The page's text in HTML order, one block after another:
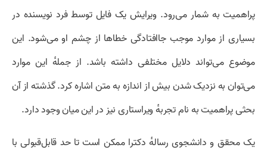
پراهمیت به شمار می‌رود. ویرایش یک فایل توسط فرد نویسنده در
بسیاری از موارد موجب جاافتادگی خطاها از چشم او می‌شود. این
موضوع می‌تواند دلایل مختلفی داشته باشد. از جملهٔ این موارد
می‌توان به نزدیک شدن بیش از اندازه به متن اشاره کرد. گذشته از آن
بحثی پراهمیت به نام تجربهٔ ویراستاری نیز در این میان وجود دارد.
یک محقق و دانشجوی رسالهٔ دکترا ممکن است تا حد قابل‌قبولی با